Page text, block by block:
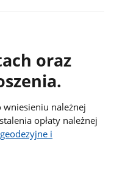
oraz
należnej
opłaty należnej
i